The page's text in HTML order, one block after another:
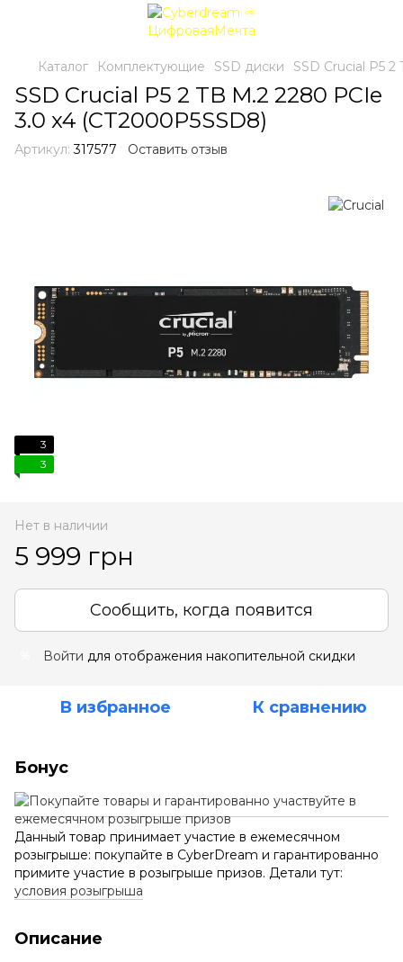
Каталог Комплектующие SSD диски SSD Crucial P5
SSD Crucial P5 2 TB M.2 2280 PCIe
3.0 x4 (CT2000P5SSD8)
Артикул: 317577 Оставить отзыв
3
3
Нет в наличии
5 999 грн
Сообщить, когда появится
Войти для отображения накопительной скидки
В избранное К сравнению
Бонус
Данный товар принимает участие в ежемесячном
розыгрыше: покупайте в CyberDream и гарантированно
примите участие в розыгрыше призов. Детали тут:
условия розыгрыша
Описание